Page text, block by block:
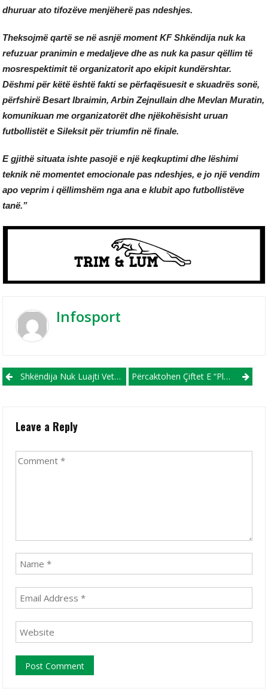
dhuruar ato tifozëve menjëherë pas ndeshjes.
Theksojmë qartë se në asnjë moment KF Shkëndija nuk ka
refuzuar pranimin e medaljeve dhe as nuk ka pasur qëllim të
mosrespektimit të organizatorit apo ekipit kundërshtar.
Dëshmi për këtë është fakti se përfaqësuesit e skuadrës sonë,
përfshirë Besart Ibraimin, Arbin Zejnullain dhe Mevlan Muratin,
komunikuan me organizatorët dhe njëkohësisht uruan
futbollistët e Sileksit për triumfin në finale.
E gjithë situata ishte pasojë e një keqkuptimi dhe lëshimi
teknik në momentet emocionale pas ndeshjes, e jo një vendim
apo veprim i qëllimshëm nga ana e klubit apo futbollistëve
tanë.”
Infosport
Post navigation
Shkëndija Nuk Luajti Vetëm Kundër Vetes, Por Edhe Kundër Struga Trim Lum!? Përcaktohen Çiftet E “play-Off” Për Inkuadrim Në Ligën E Dytë, Vllaznimi Dhe Kamjani Gati Për Të Shkruar Historinë
Leave a Reply